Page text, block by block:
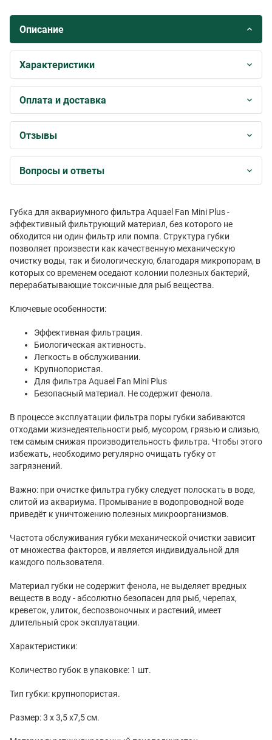
Описание
Характеристики
Оплата и доставка
Отзывы
Вопросы и ответы
Губка для аквариумного фильтра Aquael Fan Mini Plus -
эффективный фильтрующий материал, без которого не
обходится ни один фильтр или помпа. Структура губки
позволяет произвести как качественную механическую
очистку воды, так и биологическую, благодаря микропорам, в
которых со временем оседают колонии полезных бактерий,
перерабатывающие токсичные для рыб вещества.
Ключевые особенности:
Эффективная фильтрация.
Биологическая активность.
Легкость в обслуживании.
Крупнопористая.
Для фильтра Aquael Fan Mini Plus
Безопасный материал. Не содержит фенола.
В процессе эксплуатации фильтра поры губки забиваются
отходами жизнедеятельности рыб, мусором, грязью и слизью,
тем самым снижая производительность фильтра. Чтобы этого
избежать, необходимо регулярно очищать губку от
загрязнений.
Важно: при очистке фильтра губку следует полоскать в воде,
слитой из аквариума. Промывание в водопроводной воде
приведёт к уничтожению полезных микроорганизмов.
Частота обслуживания губки механической очистки зависит
от множества факторов, и является индивидуальной для
каждого пользователя.
Материал губки не содержит фенола, не выделяет вредных
веществ в воду - абсолютно безопасен для рыб, черепах,
креветок, улиток, беспозвоночных и растений, имеет
длительный срок эксплуатации.
Характеристики:
Количество губок в упаковке: 1 шт.
Тип губки: крупнопористая.
Размер: 3 х 3,5 х7,5 см.